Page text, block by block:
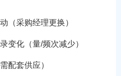
（采购经理更换）
变化（量/频次减少）
配套供应）